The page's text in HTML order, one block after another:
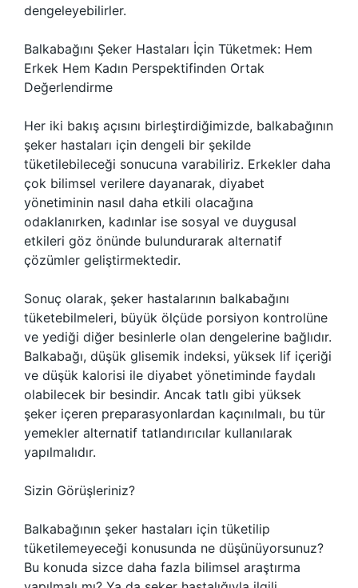
dengeleyebilirler.
Balkabağını Şeker Hastaları İçin Tüketmek: Hem
Erkek Hem Kadın Perspektifinden Ortak
Değerlendirme
Her iki bakış açısını birleştirdiğimizde, balkabağının
şeker hastaları için dengeli bir şekilde
tüketilebileceği sonucuna varabiliriz. Erkekler daha
çok bilimsel verilere dayanarak, diyabet
yönetiminin nasıl daha etkili olacağına
odaklanırken, kadınlar ise sosyal ve duygusal
etkileri göz önünde bulundurarak alternatif
çözümler geliştirmektedir.
Sonuç olarak, şeker hastalarının balkabağını
tüketebilmeleri, büyük ölçüde porsiyon kontrolüne
ve yediği diğer besinlerle olan dengelerine bağlıdır.
Balkabağı, düşük glisemik indeksi, yüksek lif içeriği
ve düşük kalorisi ile diyabet yönetiminde faydalı
olabilecek bir besindir. Ancak tatlı gibi yüksek
şeker içeren preparasyonlardan kaçınılmalı, bu tür
yemekler alternatif tatlandırıcılar kullanılarak
yapılmalıdır.
Sizin Görüşleriniz?
Balkabağının şeker hastaları için tüketilip
tüketilemeyeceği konusunda ne düşünüyorsunuz?
Bu konuda sizce daha fazla bilimsel araştırma